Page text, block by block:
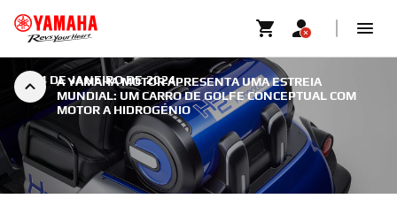
A YAMAHA MOTOR APRESENTA UMA ESTREIA
MUNDIAL: UM CARRO DE GOLFE CONCEPTUAL COM
MOTOR A HIDROGÉNIO
24 DE JANEIRO DE 2024